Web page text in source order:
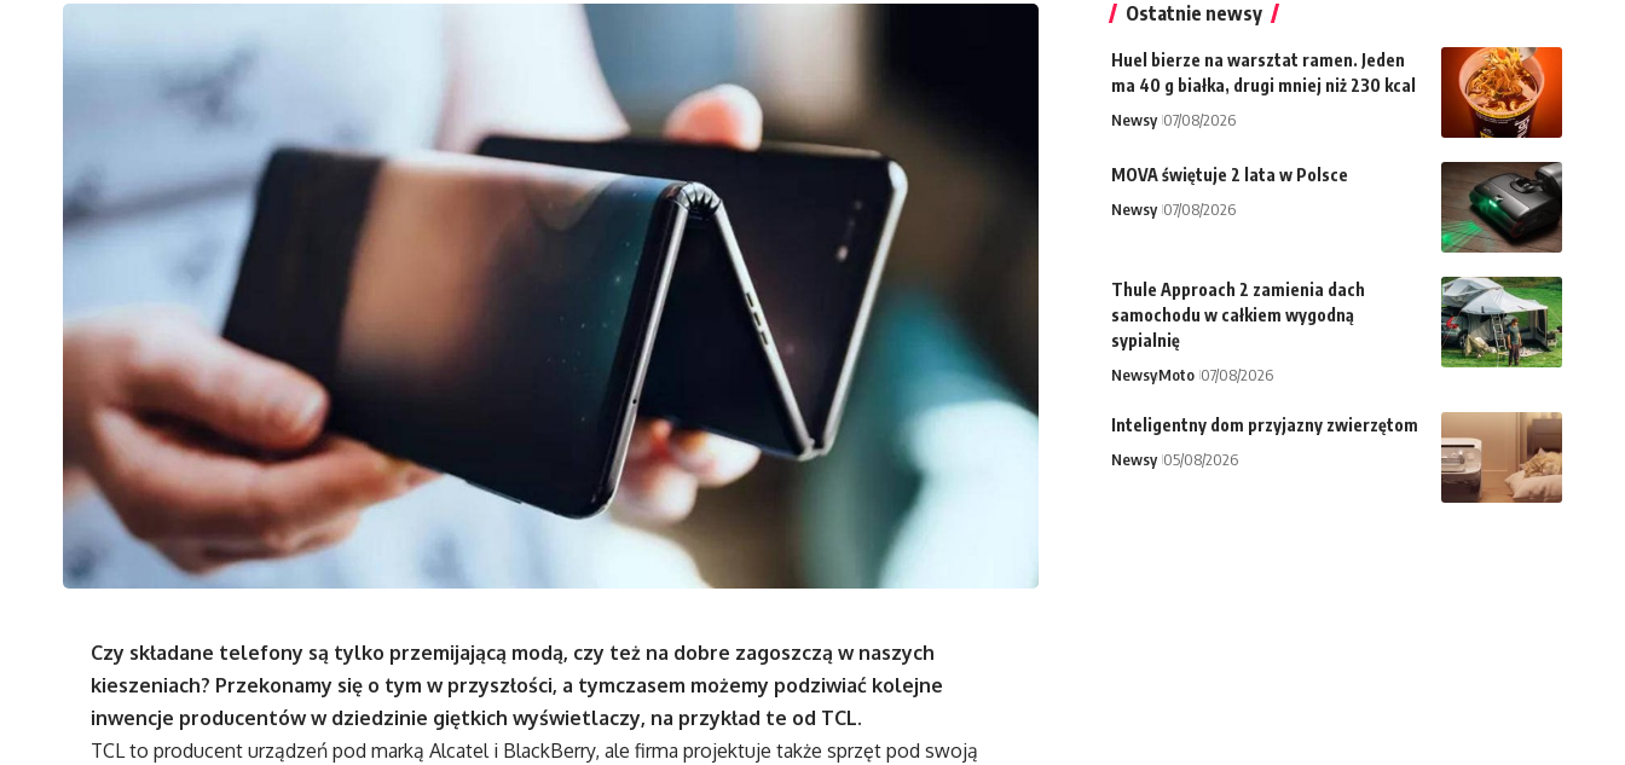
Czy składane telefony są tylko przemijającą modą, czy też na dobre zagoszczą w naszych
kieszeniach? Przekonamy się o tym w przyszłości, a tymczasem możemy podziwiać kolejne
inwencje producentów w dziedzinie giętkich wyświetlaczy, na przykład te od TCL.
TCL to producent urządzeń pod marką Alcatel i BlackBerry, ale firma projektuje także sprzęt pod swoją
Ostatnie newsy
Huel bierze na warsztat ramen. Jeden
ma 40 g białka, drugi mniej niż 230 kcal
Newsy 07/08/2026
MOVA świętuje 2 lata w Polsce
Newsy 07/08/2026
Thule Approach 2 zamienia dach
samochodu w całkiem wygodną
sypialnię
NewsyMoto 07/08/2026
Inteligentny dom przyjazny zwierzętom
Newsy 05/08/2026